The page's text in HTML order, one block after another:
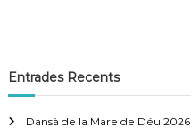
r
a
Entrades Recents
Dansà de la Mare de Déu 2026